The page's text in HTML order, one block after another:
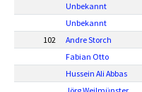
Unbekannt
Unbekannt
102
Andre Storch
Fabian Otto
Hussein Ali Abbas